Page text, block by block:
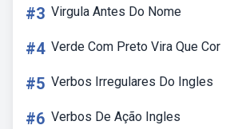
#3 Virgula Antes Do Nome
#4 Verde Com Preto Vira Que Cor
#5 Verbos Irregulares Do Ingles
#6 Verbos De Ação Ingles